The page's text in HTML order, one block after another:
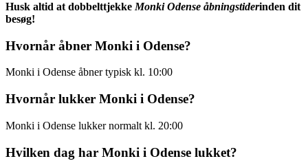
Husk altid at dobbelttjekke Monki Odense åbningstiderinden dit
besøg!
Hvornår åbner Monki i Odense?
Monki i Odense åbner typisk kl. 10:00
Hvornår lukker Monki i Odense?
Monki i Odense lukker normalt kl. 20:00
Hvilken dag har Monki i Odense lukket?